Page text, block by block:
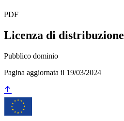
PDF
Licenza di distribuzione
Pubblico dominio
Pagina aggiornata il 19/03/2024